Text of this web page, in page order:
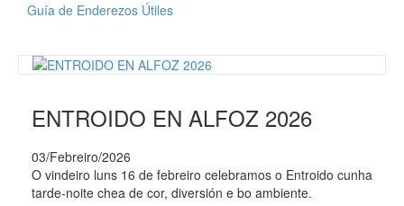
Guía de Enderezos Útiles
ENTROIDO EN ALFOZ 2026
03/Febreiro/2026
O vindeiro luns 16 de febreiro celebramos o Entroido cunha
tarde-noite chea de cor, diversión e bo ambiente.